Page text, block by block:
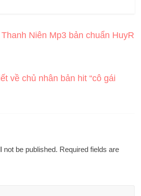
Niên Mp3 bản chuẩn HuyR
về chủ nhân bản hit “cô gái
not be published. Required fields are